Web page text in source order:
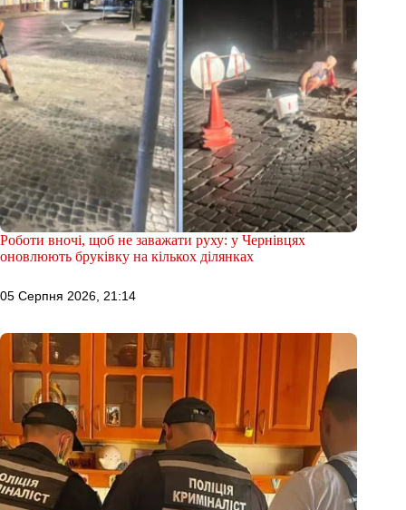
Роботи вночі, щоб не заважати руху: у Чернівцях
оновлюють бруківку на кількох ділянках
05 Серпня 2026, 21:14